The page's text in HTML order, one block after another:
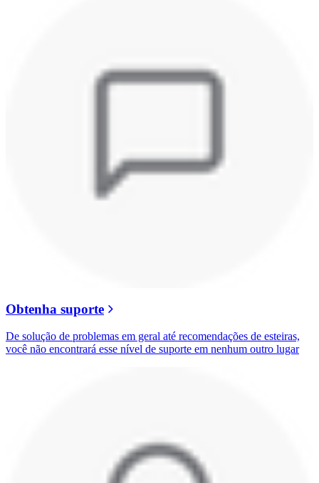
Obtenha suporte
De solução de problemas em geral até recomendações de esteiras,
você não encontrará esse nível de suporte em nenhum outro lugar